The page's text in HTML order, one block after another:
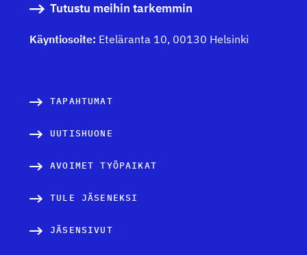
Tutustu meihin tarkemmin
Käyntiosoite: Eteläranta 10, 00130 Helsinki
TAPAHTUMAT
UUTISHUONE
AVOIMET TYÖPAIKAT
TULE JÄSENEKSI
JÄSENSIVUT